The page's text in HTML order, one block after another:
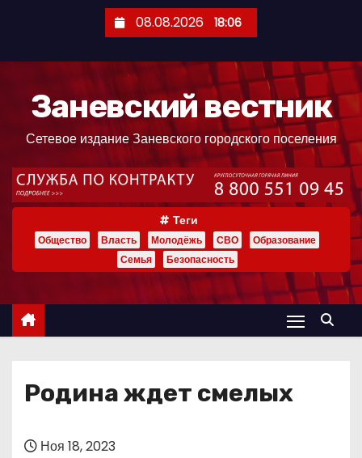
ж
08.08.2026 18:06
Заневский вестник
Сетевое издание Заневского городского поселения
Теги
Общество Власть Молодёжь СВО
Образование
Семья
Безопасность
Родина ждет смелых
Ноя 18, 2023